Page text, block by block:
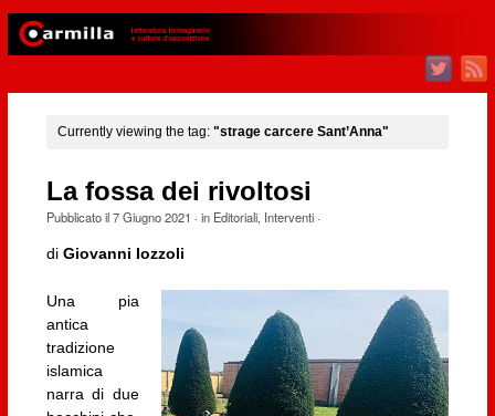
Currently viewing the tag: "strage carcere Sant’Anna"
La fossa dei rivoltosi
Pubblicato il7 Giugno 2021 · in Editoriali, Interventi·
diGiovanni Iozzoli
Una pia
antica
tradizione
islamica
narra di due